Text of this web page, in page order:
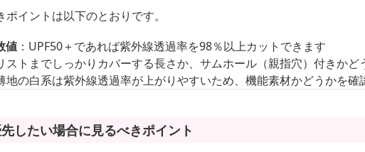
イントは以下のとおりです。
値 ：UPF50＋であれば紫外線透過率を98％以上カットできます
ストまでしっかりカバーする長さか、サムホール（親指穴）付きかど
地の白系は紫外線透過率が上がりやすいため、機能素材かどうかを確
したい場合に見るべきポイント